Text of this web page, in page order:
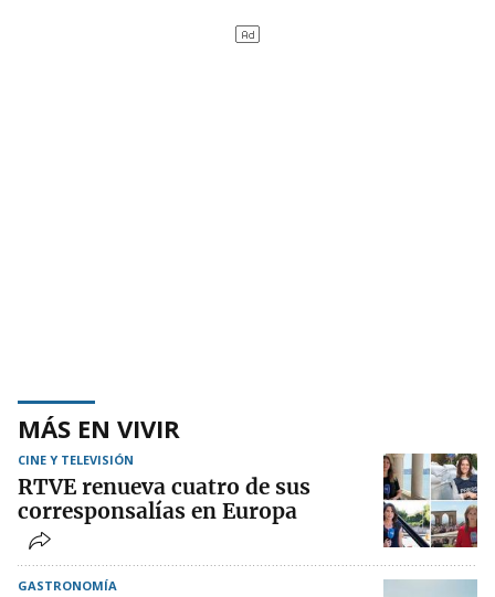
MÁS EN VIVIR
CINE Y TELEVISIÓN
RTVE renueva cuatro de sus
corresponsalías en Europa
GASTRONOMÍA